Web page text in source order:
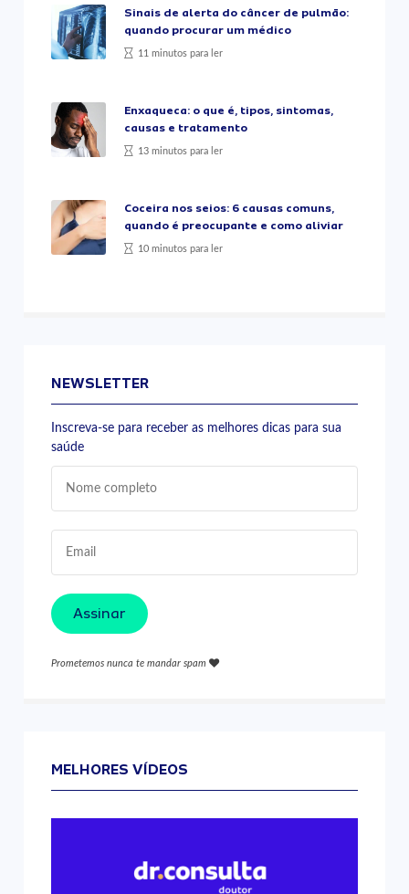
Sinais de alerta do câncer de pulmão:
quando procurar um médico
11 minutos para ler
Enxaqueca: o que é, tipos, sintomas,
causas e tratamento
13 minutos para ler
Coceira nos seios: 6 causas comuns,
quando é preocupante e como aliviar
10 minutos para ler
NEWSLETTER
Inscreva-se para receber as melhores dicas para sua
saúde
Assinar
Prometemos nunca te mandar spam
MELHORES VÍDEOS